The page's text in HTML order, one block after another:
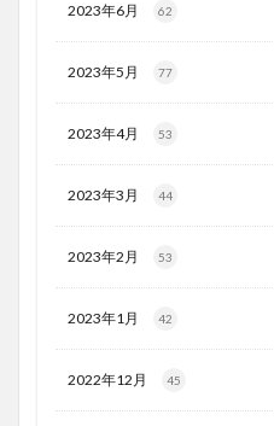
2023年6月 62
2023年5月 77
2023年4月 53
2023年3月 44
2023年2月 53
2023年1月 42
2022年12月 45